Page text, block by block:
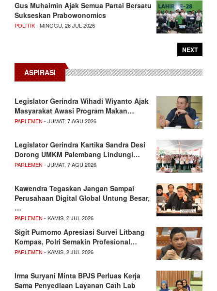
Gus Muhaimin Ajak Semua Partai Bersatu
Sukseskan Prabowonomics
POLITIK- MINGGU, 26 JUL 2026
NEXT
ASPIRASI
Legislator Gerindra Wihadi Wiyanto Ajak
Masyarakat Awasi Program Makan…
PARLEMEN - JUMAT, 7 AGU 2026
Legislator Gerindra Kartika Sandra Desi
Dorong UMKM Palembang Lindungi…
PARLEMEN - JUMAT, 7 AGU 2026
Kawendra Tegaskan Jangan Sampai
Perusahaan Digital Global Untung Besar,
…
PARLEMEN - KAMIS, 2 JUL 2026
Sigit Purnomo Apresiasi Survei Litbang
Kompas, Polri Semakin Profesional…
PARLEMEN - KAMIS, 2 JUL 2026
Irma Suryani Minta BPJS Perluas Kerja
Sama Penyediaan Layanan Cath Lab